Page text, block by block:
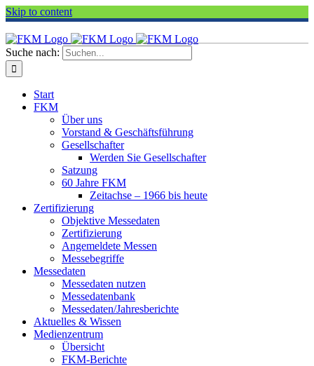
Skip to content
Suche nach:
Start
FKM
Über uns
Vorstand & Geschäftsführung
Gesellschafter
Werden Sie Gesellschafter
Satzung
60 Jahre FKM
Zeitachse – 1966 bis heute
Zertifizierung
Objektive Messedaten
Zertifizierung
Angemeldete Messen
Messebegriffe
Messedaten
Messedaten nutzen
Messedatenbank
Messedaten/Jahresberichte
Aktuelles & Wissen
Medienzentrum
Übersicht
FKM-Berichte